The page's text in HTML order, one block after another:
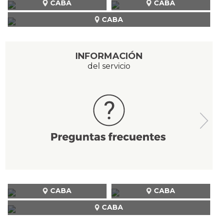
CABA
CABA
CABA
INFORMACIÓN
del servicio
CABA
CABA CABA